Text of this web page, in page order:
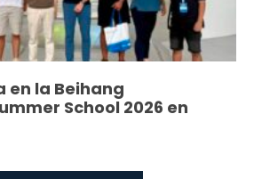
en la Beihang
School 2026 en